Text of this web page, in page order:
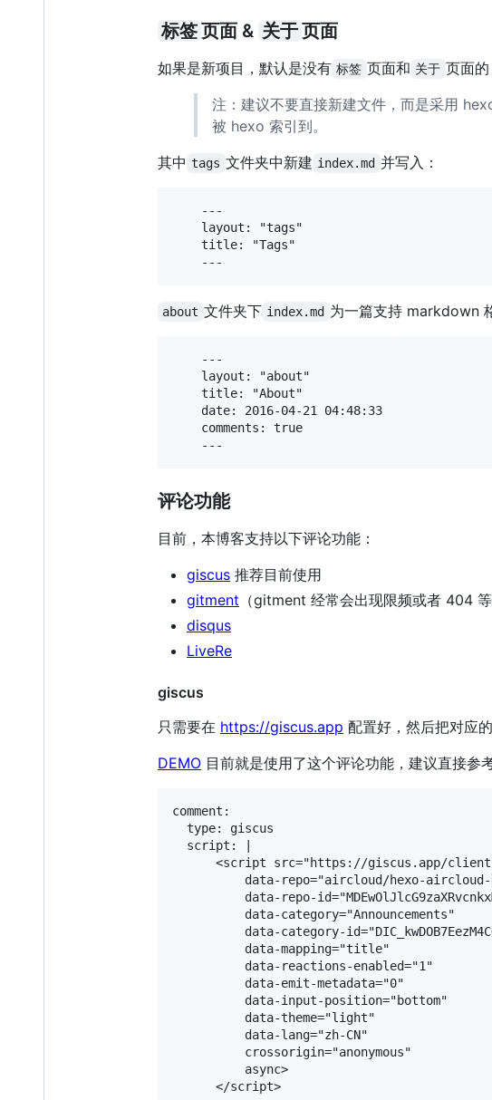
标签页面 & 关于页面
如果是新项目，默认是没有 标签 页面和 关于 页面
注：建议不要直接新建文件，而是采用
被 hexo 索引到。
其中 tags 文件夹中新建 index.md 并写入：
    ---
    layout: "tags"
    title: "Tags"
about 文件夹下 index.md 为一篇支持 markdown
    ---
    layout: "about"
    title: "About"
    date: 2016-04-21 04:48:33
    comments: true
评论功能
目前，本博客支持以下评论功能：
giscus 推荐目前使用
gitment （gitment 经常会出现限频或者 404
disqus
LiveRe
giscus
只需要在 https://giscus.app 配置好，然后把对应
DEMO 目前就是使用了这个评论功能，建议直接参
comment:
  type: giscus
  script: |
<script src="https://giscus.app/
data-repo="aircloud/hexo-
data-repo-
          data-category="Announcements"
data-category-
          data-mapping="title"
          data-reactions-enabled="1"
          data-emit-metadata="0"
          data-input-position="bottom"
          data-theme="light"
          data-lang="zh-CN"
          crossorigin="anonymous"
          async>